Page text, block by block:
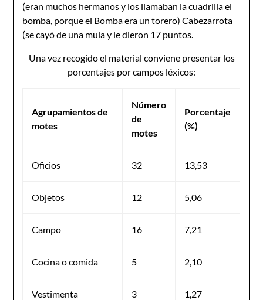
(eran muchos hermanos y los llamaban la cuadrilla el
bomba, porque el Bomba era un torero) Cabezarrota
(se cayó de una mula y le dieron 17 puntos.
Una vez recogido el material conviene presentar los
porcentajes por campos léxicos:
Agrupamientos de
motes
Número
de
motes
Porcentaje
(%)
Oficios 32 13,53
Objetos 12 5,06
Campo 16 7,21
Cocina o comida 5 2,10
Vestimenta 3 1,27